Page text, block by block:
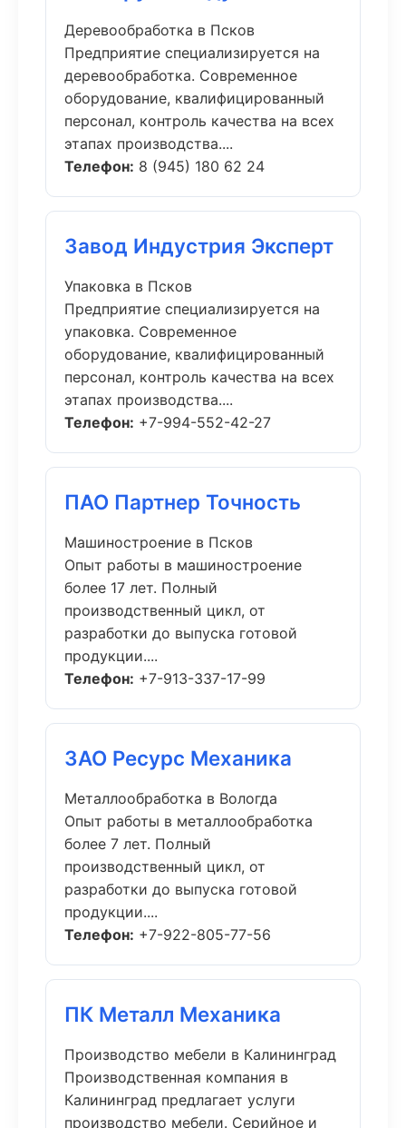
Деревообработка в Псков
Предприятие специализируется на
деревообработка. Современное
оборудование, квалифицированный
персонал, контроль качества на всех
этапах производства....
Телефон: 8 (945) 180 62 24
Завод Индустрия Эксперт
Упаковка в Псков
Предприятие специализируется на
упаковка. Современное
оборудование, квалифицированный
персонал, контроль качества на всех
этапах производства....
Телефон: +7-994-552-42-27
ПАО Партнер Точность
Машиностроение в Псков
Опыт работы в машиностроение
более 17 лет. Полный
производственный цикл, от
разработки до выпуска готовой
продукции....
Телефон: +7-913-337-17-99
ЗАО Ресурс Механика
Металлообработка в Вологда
Опыт работы в металлообработка
более 7 лет. Полный
производственный цикл, от
разработки до выпуска готовой
продукции....
Телефон: +7-922-805-77-56
ПК Металл Механика
Производство мебели в Калининград
Производственная компания в
Калининград предлагает услуги
производство мебели. Серийное и